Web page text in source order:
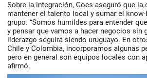
Sobre la integración, Goes aseguró que la
mantener el talento local y sumar el
grupo. “Somos humildes para entender
y pensar que vamos a hacer negocios sin
liderazgo seguirá siendo uruguayo. En
Chile y Colombia, incorporamos algunas
pero en general son equipos locales con
afirmó.